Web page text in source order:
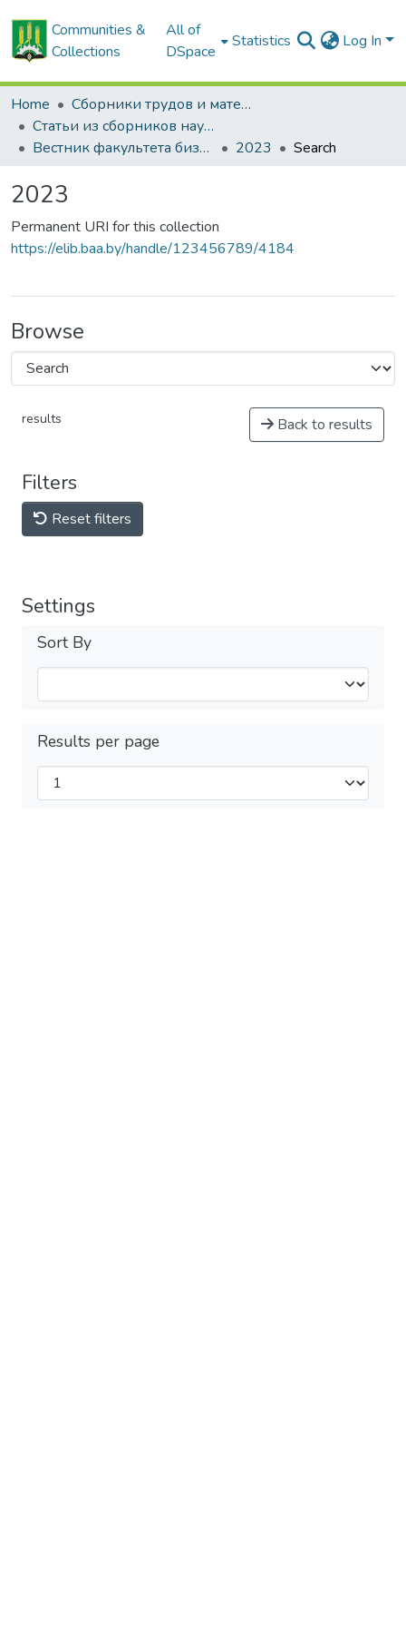
Communities &
Collections
All of
DSpace
Statistics Log In
Home
Сборники трудов и материалов конференций
Статьи из сборников научных трудов
Вестник факультета бизнеса и права
2023 Search
2023
Permanent URI for this collection
https://elib.baa.by/handle/123456789/4184
Browse
results Back to results
Filters
Reset filters
Settings
Sort By
Results per page